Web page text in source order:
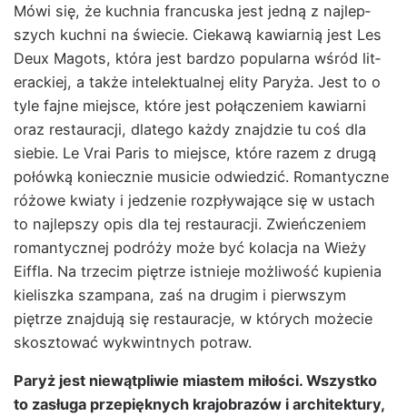
Mówi się, że kuch­nia fran­cus­ka jest jed­ną z najlep­
szych kuch­ni na świecie. Ciekawą kaw­iarnią jest Les
Deux Magots, która jest bard­zo pop­u­lar­na wśród lit­
er­ack­iej, a także intelek­tu­al­nej eli­ty Paryża. Jest to o
tyle fajne miejsce, które jest połącze­niem kaw­iarni
oraz restau­racji, dlat­ego każdy zna­jdzie tu coś dla
siebie. Le Vrai Paris to miejsce, które razem z drugą
połówką koniecznie musi­cie odwiedz­ić. Roman­ty­czne
różowe kwiaty i jedze­nie rozpły­wa­jące się w ustach
to najlep­szy opis dla tej restau­racji. Zwieńcze­niem
roman­ty­cznej podróży może być kolac­ja na Wieży
Eif­fla. Na trzec­im piętrze ist­nieje możli­wość kupi­enia
kielisz­ka szam­pana, zaś na drugim i pier­wszym
piętrze zna­j­du­ją się restau­rac­je, w których może­cie
skosz­tować wyk­wint­nych potraw.
Paryż jest niewąt­pli­wie miastem miłoś­ci. Wszys­tko
to zasłu­ga przepięknych kra­jo­brazów i architek­tu­ry,